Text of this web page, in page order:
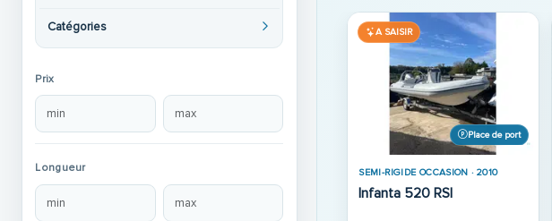
Catégories
Prix
Longueur
A SAISIR
Place de port
SEMI-RIGIDE OCCASION · 2010
Infanta 520 RSI